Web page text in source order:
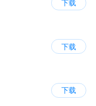
下载
下载
下载